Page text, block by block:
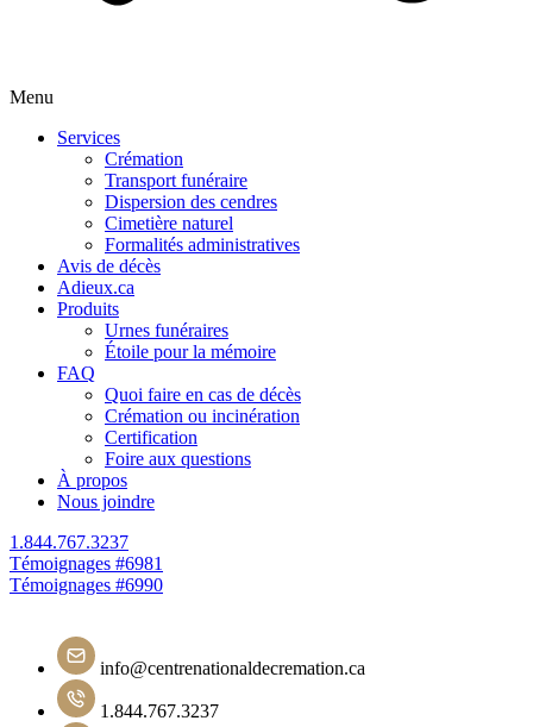
Menu
Services
Crémation
Transport funéraire
Dispersion des cendres
Cimetière naturel
Formalités administratives
Avis de décès
Adieux.ca
Produits
Urnes funéraires
Étoile pour la mémoire
FAQ
Quoi faire en cas de décès
Crémation ou incinération
Certification
Foire aux questions
À propos
Nous joindre
1.844.767.3237
Navigation
de
l'article
Témoignages #6981
Témoignages #6990
info@centrenationaldecremation.ca
1.844.767.3237